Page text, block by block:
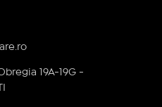
19A-19G -